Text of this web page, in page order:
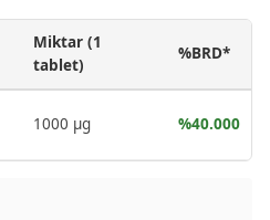
Miktar (1
tablet)
%BRD*
1000 µg %40.000